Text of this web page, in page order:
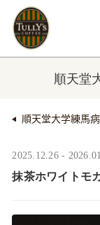
順天堂
順天堂大学練馬
2025.12.26 -
抹茶ホワイトモ